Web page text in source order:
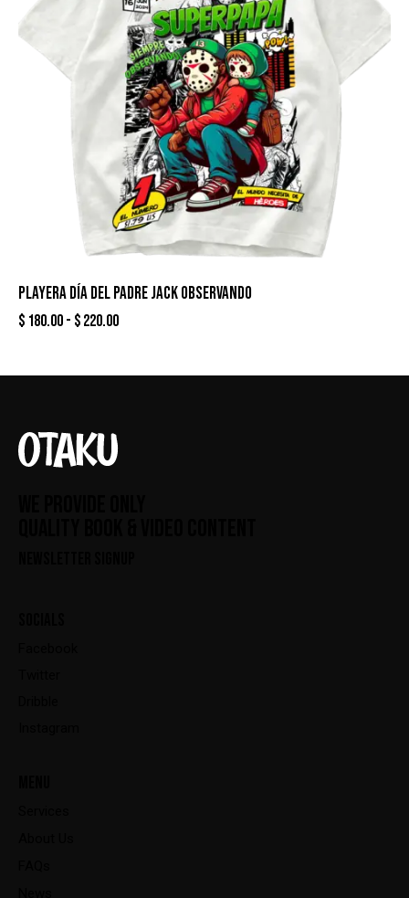
PLAYERA DÍA DEL PADRE JACK OBSERVANDO
$ 180.00- $220.00